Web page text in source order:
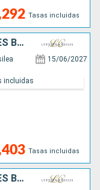
Tasas incluidas
FRANCIA, ALEMANIA, SUIZA, PAISES BAJOS
15/06/2027
Tasas incluidas
incluidas
FRANCIA, ALEMANIA, SUIZA, PAISES BAJOS